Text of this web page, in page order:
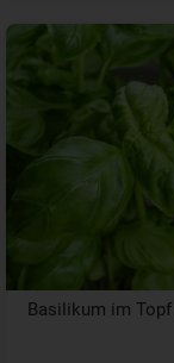
Basilikum im